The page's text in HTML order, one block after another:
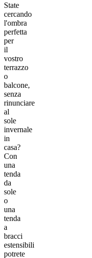
State
cercando
l'ombra
perfetta
per
il
vostro
terrazzo
o
balcone,
senza
rinunciare
al
sole
invernale
in
casa?
Con
una
tenda
da
sole
o
una
tenda
a
bracci
estensibili
potrete